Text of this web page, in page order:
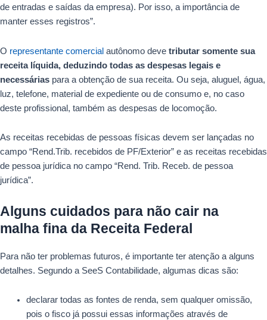
de entradas e saídas da empresa). Por isso, a importância de
manter esses registros”.
O representante comercial autônomo deve tributar somente sua
receita líquida, deduzindo todas as despesas legais e
necessárias para a obtenção de sua receita. Ou seja, aluguel, água,
luz, telefone, material de expediente ou de consumo e, no caso
deste profissional, também as despesas de locomoção.
As receitas recebidas de pessoas físicas devem ser lançadas no
campo “Rend.Trib. recebidos de PF/Exterior” e as receitas recebidas
de pessoa jurídica no campo “Rend. Trib. Receb. de pessoa
jurídica”.
Alguns cuidados para não cair na
malha fina da Receita Federal
Para não ter problemas futuros, é importante ter atenção a alguns
detalhes. Segundo a SeeS Contabilidade, algumas dicas são:
declarar todas as fontes de renda, sem qualquer omissão,
pois o fisco já possui essas informações através de